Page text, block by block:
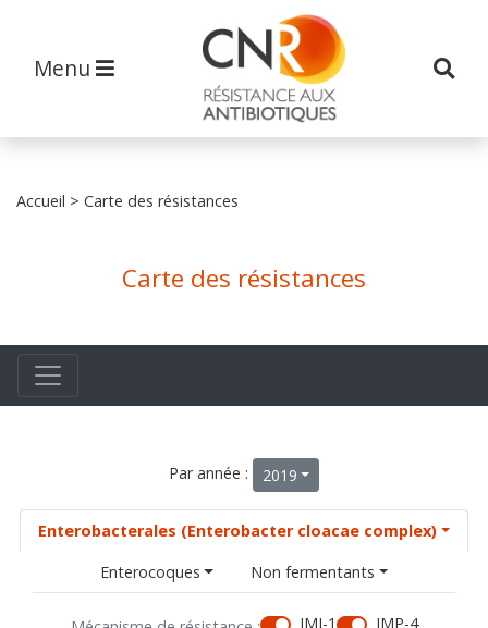
Menu
Accueil > Carte des résistances
Carte des résistances
Par année : 2019
Enterobacterales (Enterobacter cloacae complex)
Enterocoques
Non fermentants
IMI-1
IMP-4